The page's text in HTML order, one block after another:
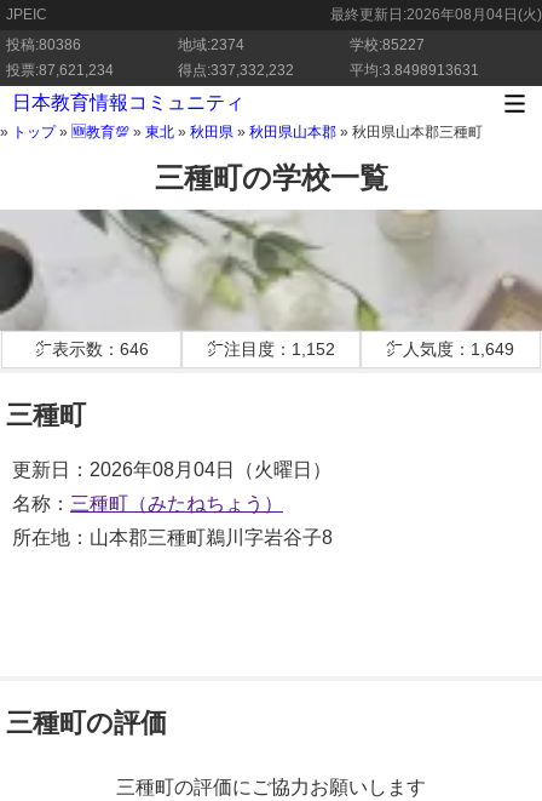
JPEIC 最終更新日:2026年08月04日(火)
投稿:80386
地域:2374
学校:85227
投票:87,621,234
得点:337,332,232 平均:3.8498913631
日本教育情報コミュニティ
» トップ» 🆕教育💯 » 東北 » 秋田県 » 秋田県山本郡 » 秋田県山本郡三種町
三種町の学校一覧
㌻表示数：646 ㌻注目度：1,152 ㌻人気度：1,649
三種町
更新日：2026年08月04日（火曜日）
名称： 三種町（みたねちょう）
所在地：山本郡三種町鵜川字岩谷子8
三種町の評価
三種町の評価にご協力お願いします